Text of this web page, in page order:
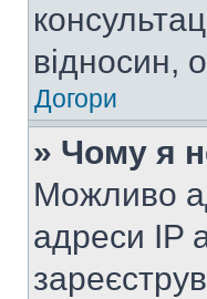
відносин,
Догори
» Чому я
Можливо
адреси IP